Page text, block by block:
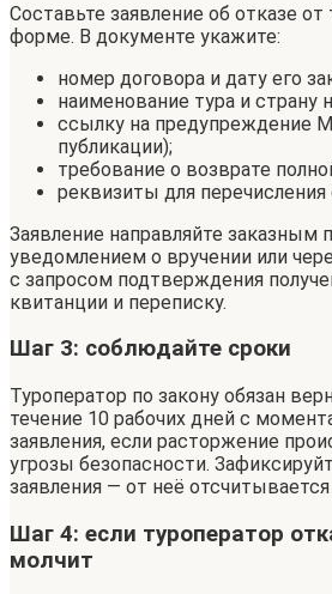
Составьте заявление об отказе
форме. В документе укажите:
номер договора и дату его
наименование тура и страну
ссылку на предупреждение
публикации);
требование о возврате
реквизиты для перечисления
Заявление направляйте заказным
уведомлением о вручении или
с запросом подтверждения
квитанции и переписку.
Шаг 3: соблюдайте сроки
Туроператор по закону обязан
течение 10 рабочих дней с
заявления, если расторжение
угрозы безопасности.
заявления — от неё
Шаг 4: если туроператор
молчит